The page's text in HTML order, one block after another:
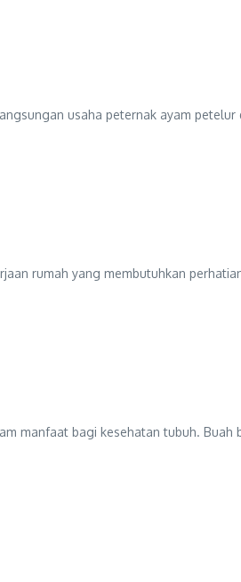
usaha peternak ayam
rumah yang membutuhkan
manfaat bagi kesehatan tubuh. Buah